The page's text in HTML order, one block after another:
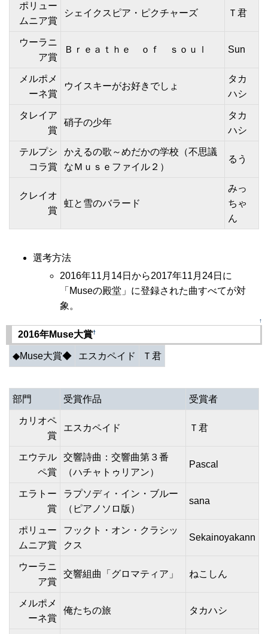
ポリュー
ムニア賞
シェイクスピア・ピクチャーズ Ｔ君
ウーラニ
ア賞
Ｂｒｅａｔｈｅ ｏｆ ｓｏｕｌ Sun
メルポメ
ーネ賞
ウイスキーがお好きでしょ
タカ
ハシ
タレイア
賞
硝子の少年
タカ
ハシ
テルプシ
コラ賞
かえるの歌～めだかの学校（不思議
なＭｕｓｅファイル２）
るう
クレイオ
賞
虹と雪のバラード
みっ
ちゃ
ん
選考方法
2016年11月14日から2017年11月24日に
「Museの殿堂」に登録された曲すべてが対
象。
↑
2016年Muse大賞†
◆Muse大賞◆ エスカペイド Ｔ君
部門 受賞作品 受賞者
カリオペ
賞
エスカペイド Ｔ君
エウテル
ペ賞
交響詩曲：交響曲第３番
（ハチャトゥリアン）
Pascal
エラトー
賞
ラプソディ・イン・ブルー
（ピアノソロ版）
sana
ポリュー
ムニア賞
フックト・オン・クラシッ
クス
Sekainoyakann
ウーラニ
ア賞
交響組曲「グロマティア」 ねこしん
メルポメ
ーネ賞
俺たちの旅 タカハシ